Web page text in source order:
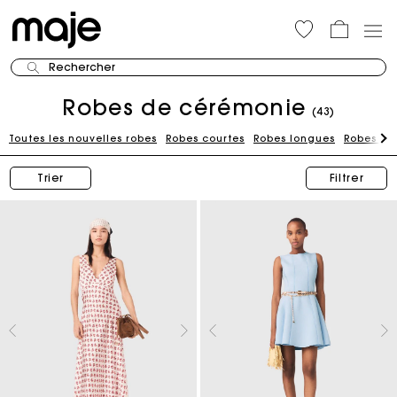
Rechercher
Robes de cérémonie (43)
Toutes les nouvelles robes Robes courtes Robes longues Robes
Trier Filtrer